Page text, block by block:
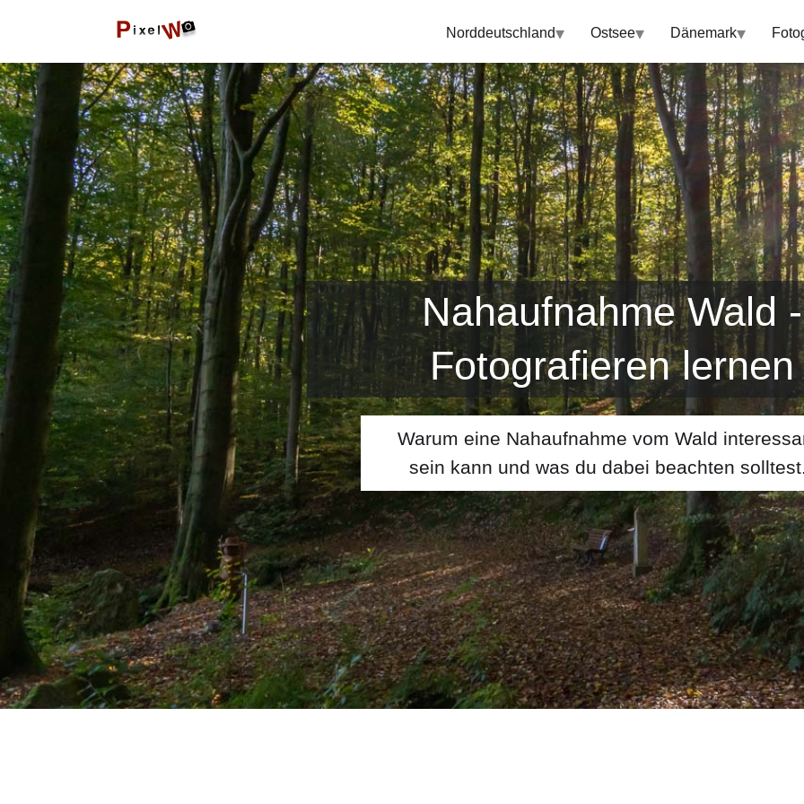
Norddeutschland▾ Ostsee▾ Dänemark▾
Nahaufnahme Wald -
Fotografieren lernen
Warum eine Nahaufnahme vom Wald
sein kann und was du dabei beachten